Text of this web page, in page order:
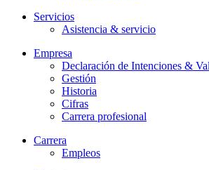
Servicios
Asistencia & servicio
Empresa
Declaración de Intenciones &
Gestión
Historia
Cifras
Carrera profesional
Carrera
Empleos